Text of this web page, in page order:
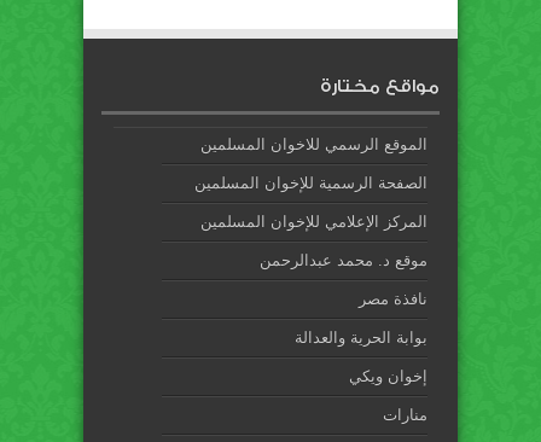
مواقع مختارة
الموقع الرسمي للاخوان المسلمين
الصفحة الرسمية للإخوان المسلمين
المركز الإعلامي للإخوان المسلمين
موقع د. محمد عبدالرحمن
نافذة مصر
بوابة الحرية والعدالة
إخوان ويكي
منارات